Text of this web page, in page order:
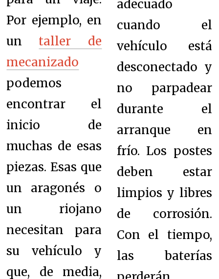
Por ejemplo, en
un taller de
mecanizado
podemos
encontrar el
inicio de
muchas de esas
piezas. Esas que
un aragonés o
un riojano
necesitan para
su vehículo y
que, de media,
adecuado
cuando el
vehículo está
desconectado y
no parpadear
durante el
arranque en
frío. Los postes
deben estar
limpios y libres
de corrosión.
Con el tiempo,
las baterías